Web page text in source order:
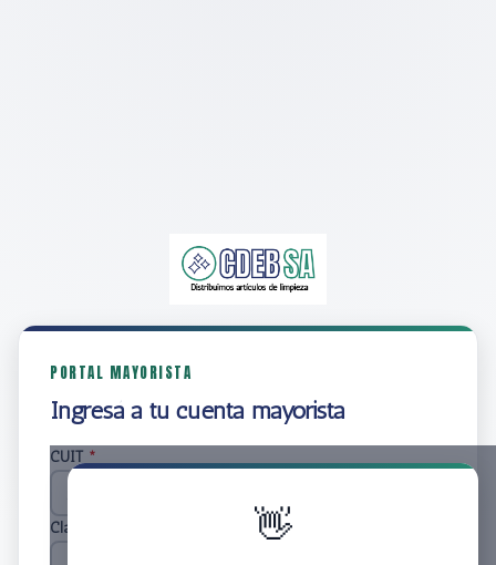
PORTAL MAYORISTA
Ingresá a tu cuenta mayorista
👋
CUIT *
Clave